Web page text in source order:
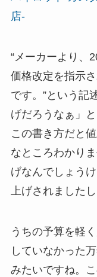
店-
“メーカーより、
価格改定を指示
です。”という記
げだろうなぁ」
この書き方だと
なところわかり
げなんでしょう
上げされましたし
うちの予算を軽
していなかった
みたいですね。